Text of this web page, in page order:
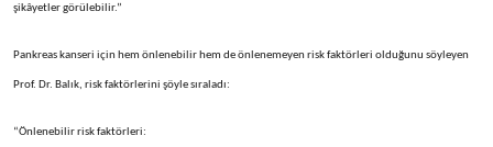
şikâyetler görülebilir.”
Pankreas kanseri için hem önlenebilir hem de önlenemeyen risk faktörleri olduğunu söyleyen
Prof. Dr. Balık, risk faktörlerini şöyle sıraladı:
“Önlenebilir risk faktörleri: